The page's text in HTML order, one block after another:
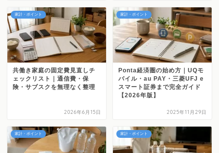
家計・ポイント
共働き家庭の固定費見直しチ
ェックリスト｜通信費・保
険・サブスクを無理なく整理
2026年6月15日
家計・ポイント
Ponta経済圏の始め方｜UQモ
バイル・au PAY・三菱UFJ e
スマート証券まで完全ガイド
【2026年版】
2025年11月29日
家計・ポイント 家計・ポイント